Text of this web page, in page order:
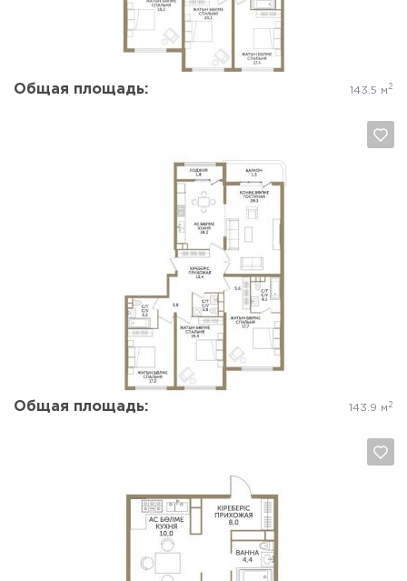
Общая площадь: 143.5 м 2
Общая площадь: 143.9 м 2
Да, удалить Отмена